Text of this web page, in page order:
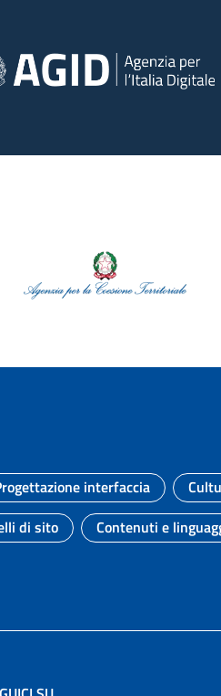
Argomento:
interfaccia
Argomento:
di sito Contenuti e